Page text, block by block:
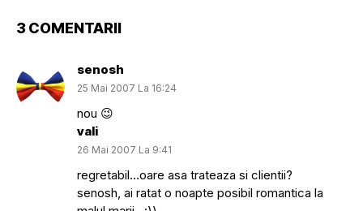
3 COMENTARII
senosh
25 Mai 2007 La 16:24
nou 😉
vali
26 Mai 2007 La 9:41
regretabil…oare asa trateaza si clientii?
senosh, ai ratat o noapte posibil romantica la